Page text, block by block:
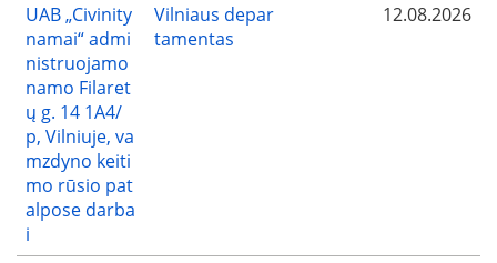
UAB „Civinity
namai“ admi
nistruojamo
namo Filaret
ų g. 14 1A4/
p, Vilniuje, va
mzdyno keiti
mo rūsio pat
alpose darba
i
Vilniaus depar
tamentas
12.08.2026